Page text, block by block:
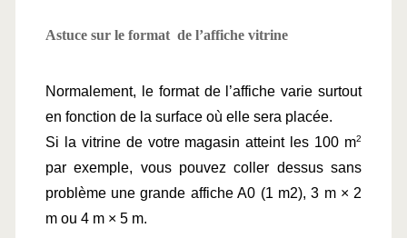
Astuce sur le format  de l’affiche vitrine
Normalement, le format de l’affiche varie surtout
en fonction de la surface où elle sera placée.
Si la vitrine de votre magasin atteint les 100 m2
par exemple, vous pouvez coller dessus sans
problème une grande affiche A0 (1 m2), 3 m × 2
m ou 4 m × 5 m.